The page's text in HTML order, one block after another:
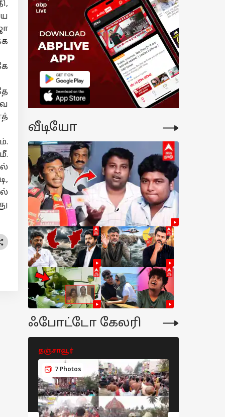
வீடியோ
ஃபோட்டோ கேலரி
தஞ்சாவூர்
7 Photos
தவெக
வெற்று
-
அரசின்
சீமான்